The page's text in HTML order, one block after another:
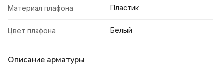
Материал плафона Пластик
Цвет плафона Белый
Описание арматуры